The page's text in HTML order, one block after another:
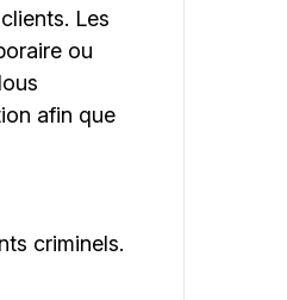
Les
ou
afin que
criminels.